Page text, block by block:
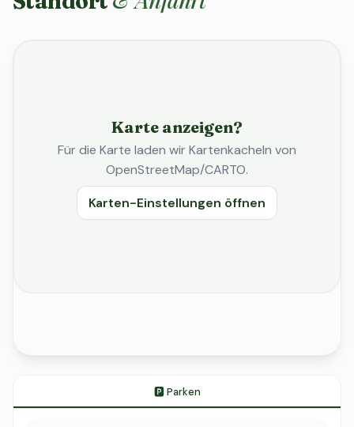
Karte anzeigen?
Für die Karte laden wir Kartenkacheln von
OpenStreetMap/CARTO.
Karten-Einstellungen öffnen
🅿️ Parken